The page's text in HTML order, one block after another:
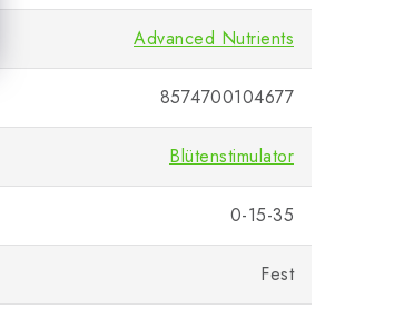
Advanced Nutrients
8574700104677
Blütenstimulator
0-15-35
Fest